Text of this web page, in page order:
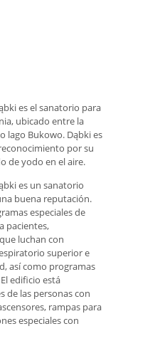
es el sanatorio para
ubicado entre la
lago Bukowo. Dąbki es
por su
de yodo en el aire.
es un sanatorio
buena reputación.
especiales de
pacientes,
luchan con
superior e
así como programas
edificio está
de las personas con
rampas para
especiales con